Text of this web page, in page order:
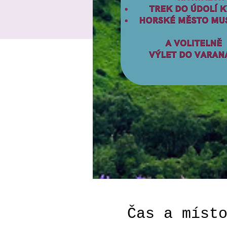
Čas a místo